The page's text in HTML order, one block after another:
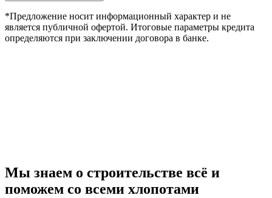
*Предложение носит информационный характер и не
является публичной офертой. Итоговые параметры кредита
определяются при заключении договора в банке.
Мы знаем о строительстве всё и
поможем со всеми хлопотами